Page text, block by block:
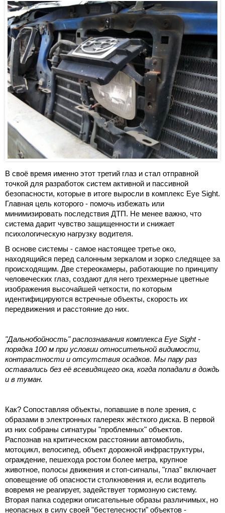
В своё время именно этот третий глаз и стал отправной
точкой для разработок систем активной и пассивной
безопасности, которые в итоге выросли в комплекс Eye Sight.
Главная цель которого - помочь избежать или
минимизировать последствия ДТП. Не менее важно, что
система дарит чувство защищенности и снижает
психологическую нагрузку водителя.
В основе системы - самое настоящее третье око,
находящийся перед салонным зеркалом и зорко следящее за
происходящим. Две стереокамеры, работающие по принципу
человеческих глаз, создают для него трехмерные цветные
изображения высочайшей четкости, по которым
идентифицируются встречные объекты, скорость их
передвижения и расстояние до них.
"Дальнобойность" распознавания комплекса Eye Sight -
порядка 100 м при условии относительной видимости,
контрастности и отсутствия осадков. Мы пару раз
оставались без её всевидящего ока, когда попадали в дождь
и в туман.
Как? Сопоставляя объекты, попавшие в поле зрения, с
образами в электронных галереях жёсткого диска. В первой
из них собраны сигнатуры "проблемных" объектов.
Распознав на критическом расстоянии автомобиль,
мотоцикл, велосипед, объект дорожной инфраструктуры,
ограждение, пешехода ростом более метра, крупное
животное, полосы движения и стоп-сигналы, "глаз" включает
оповещение об опасности столкновения и, если водитель
вовремя не реагирует, задействует тормозную систему.
Вторая папка содержи описательные образы различимых, но
неопасных в силу своей "бестелесности" объектов -